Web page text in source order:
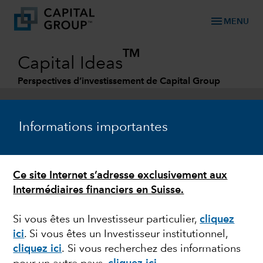
Informations importantes
Ce site Internet s’adresse exclusivement aux
Intermédiaires financiers en Suisse.
Si vous êtes un Investisseur particulier,cliquez
ici. Si vous êtes un Investisseur institutionnel,
cliquez ici. Si vous recherchez des informations
menu MENU
Capital Ideas
TM
Perspectives d’investissement de Capital Group
MARCHÉS ET ÉCONOMIE